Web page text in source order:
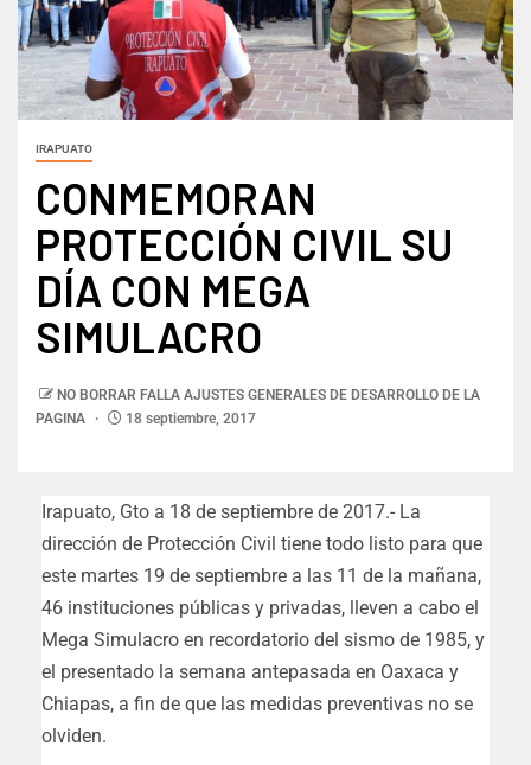
IRAPUATO
CONMEMORAN
PROTECCIÓN CIVIL SU
DÍA CON MEGA
SIMULACRO
NO BORRAR FALLA AJUSTES GENERALES DE DESARROLLO DE LA
PAGINA
18 septiembre, 2017
Irapuato, Gto a 18 de septiembre de 2017.- La
dirección de Protección Civil tiene todo listo para que
este martes 19 de septiembre a las 11 de la mañana,
46 instituciones públicas y privadas, lleven a cabo el
Mega Simulacro en recordatorio del sismo de 1985, y
el presentado la semana antepasada en Oaxaca y
Chiapas, a fin de que las medidas preventivas no se
olviden.